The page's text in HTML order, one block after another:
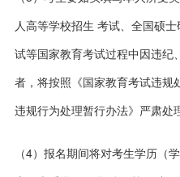
人高等学校招生 考试、全国硕
试等国家教育考试过程中因违纪
者，将按照《国家教育考试违规
违规行为处理暂行办法》严肃处理
（4）报名期间将对考生学历（